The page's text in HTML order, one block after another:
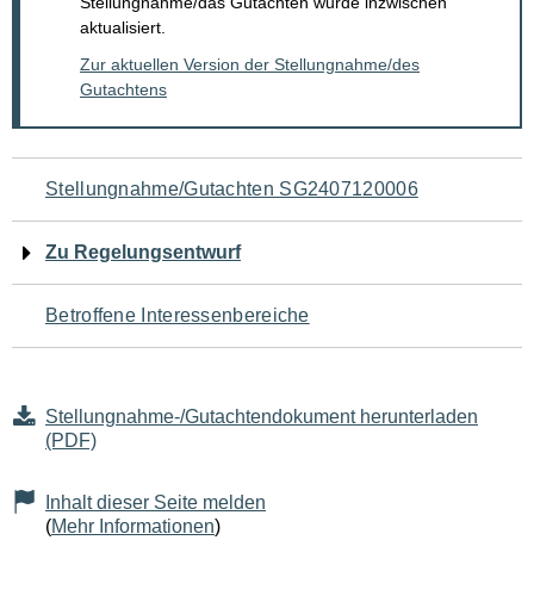
aktualisiert.
Zur aktuellen Version der Stellungnahme/des
Gutachtens
Navigation
für
den
Seiteninhalt
Stellungnahme/Gutachten SG2407120006
Zu Regelungsentwurf
Betroffene Interessenbereiche
Stellungnahme-/Gutachtendokument herunterladen
(PDF)
Inhalt dieser Seite melden
(Mehr Informationen)